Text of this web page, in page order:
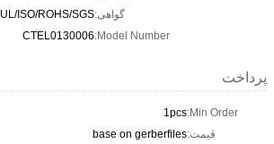
گواهی:UL/ISO/ROHS/SGS
Model Number:
CTEL0130006
پرداخت
Min Order:
1pcs
قیمت:base on gerberfiles